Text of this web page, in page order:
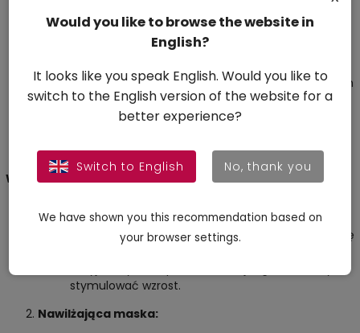
nadmiar sebum.
Łagodzenie podrażnień:
Wymieszaj 1-2 krople olejku z olejkiem nośnikowym
(np. kokosowym lub migdałowym) i delikatnie
nałóż na podrażnione miejsca. Pomaga w
zapalnych.
Włosy
Wmasuj kilka kropel olejku rozmarynowego w skórę
stymulować wzrost.
Nawilżająca maska:
Would you like to browse the website in
English?
It looks like you speak English. Would you like to
switch to the English version of the website for a
better experience?
Switch to English No, thank you
We have shown you this recommendation based on
your browser settings.